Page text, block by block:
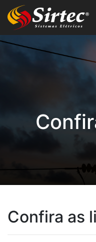
Confira as